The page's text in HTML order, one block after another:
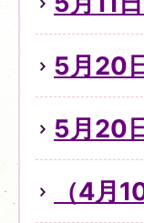
5月20
5月20
（4月